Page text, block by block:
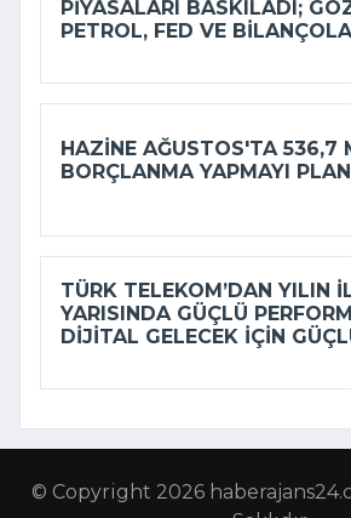
PIYASALARI BASKILADI;
PETROL, FED VE
HAZINE AĞUSTOS'TA 536,7
BORÇLANMA YAPMAYI
TÜRK TELEKOM’DAN YILIN
YARISINDA GÜÇLÜ
DIJITAL GELECEK IÇIN
© Copyright 2026